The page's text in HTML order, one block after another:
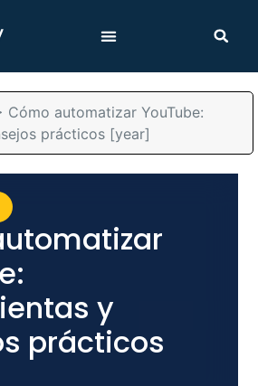
Cómo automatizar YouTube:
prácticos [year]
y
prácticos